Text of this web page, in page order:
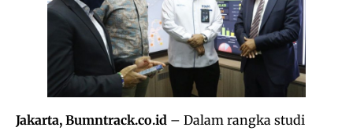
Jakarta, Bumntrack.co.id – Dalam rangka studi